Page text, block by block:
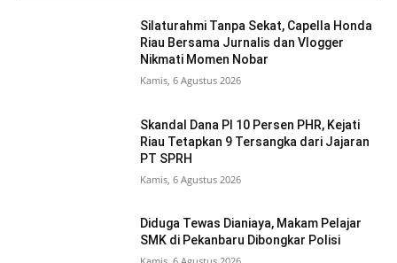
Silaturahmi Tanpa Sekat, Capella Honda
Riau Bersama Jurnalis dan Vlogger
Nikmati Momen Nobar
Kamis, 6 Agustus 2026
Skandal Dana PI 10 Persen PHR, Kejati
Riau Tetapkan 9 Tersangka dari Jajaran
PT SPRH
Kamis, 6 Agustus 2026
Diduga Tewas Dianiaya, Makam Pelajar
SMK di Pekanbaru Dibongkar Polisi